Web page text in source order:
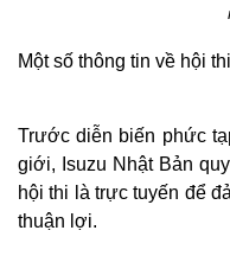
Một số thông tin về hội
Trước diễn biến phức
giới, Isuzu Nhật Bản
hội thi là trực tuyến để
thuận lợi.